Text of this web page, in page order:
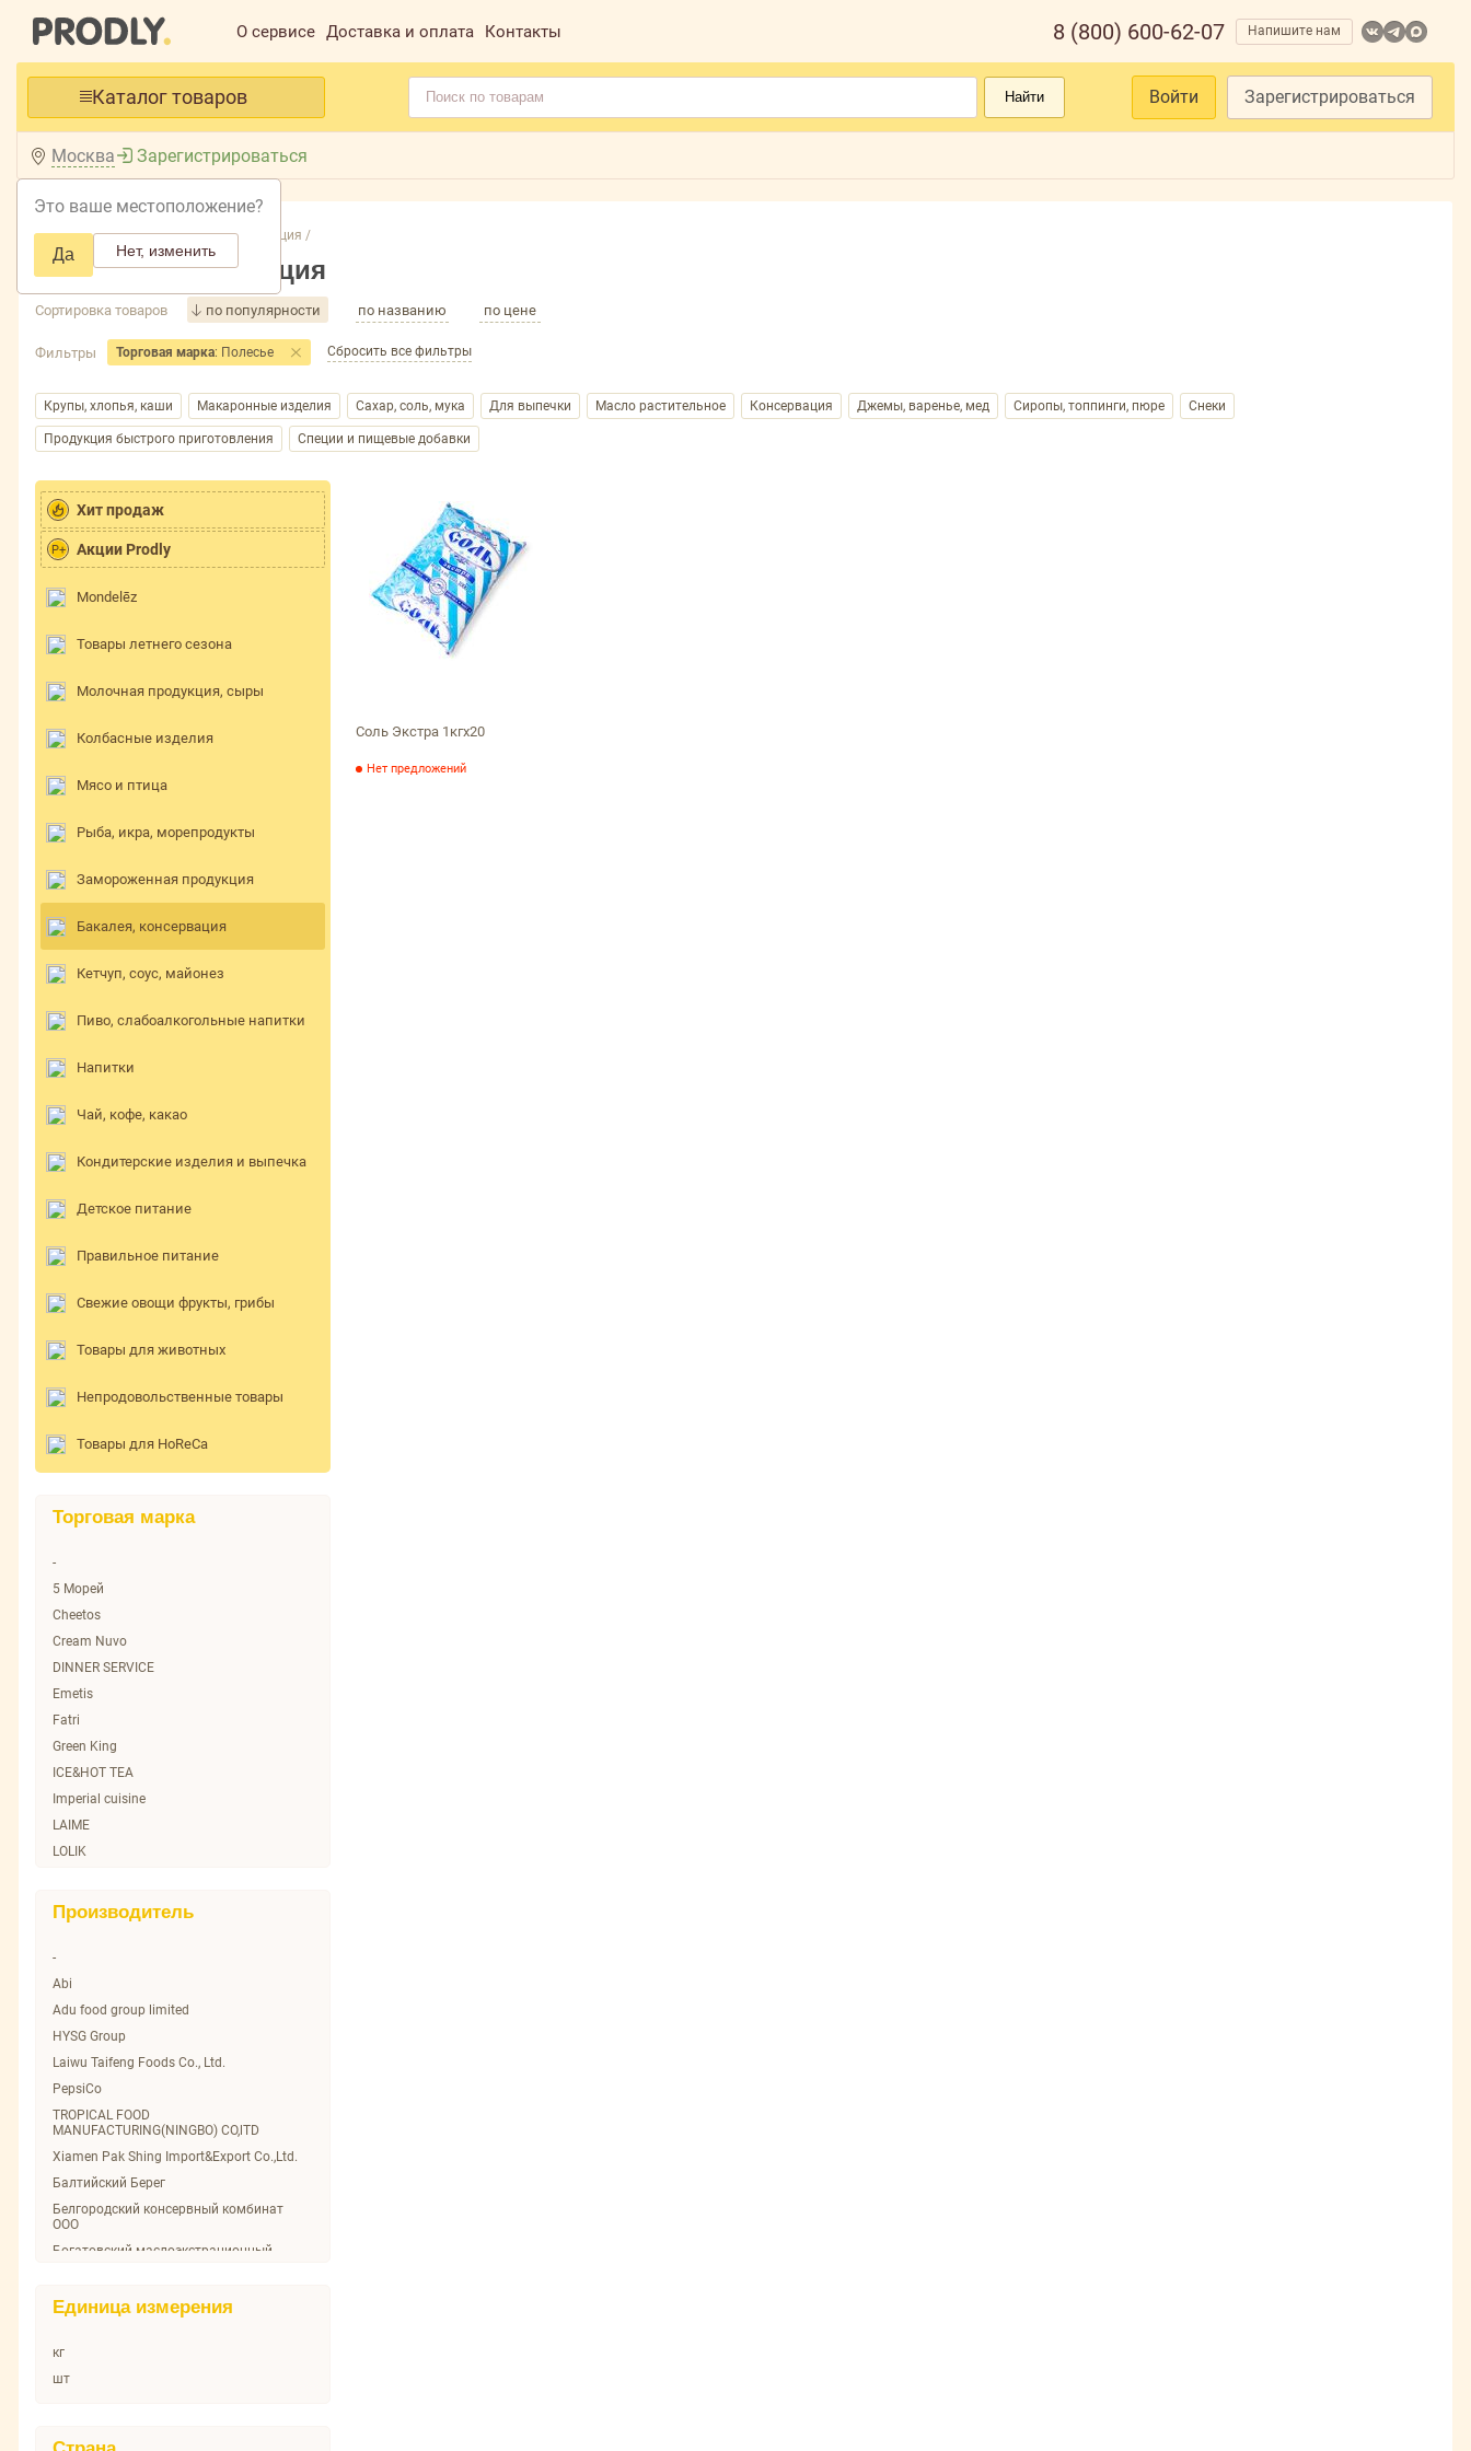
О сервисе Доставка и оплата Контакты 8 (800) 600-62-07 Напишите нам
Каталог товаров Найти Войти Зарегистрироваться
Москва
Это ваше местоположение?
Да Нет, изменить
Зарегистрироваться
Главная /Каталог /Бакалея, консервация /
Бакалея, консервация
Сортировка товаров по популярности по названию по цене
Фильтры Торговая марка: Полесье Сбросить все фильтры
Крупы, хлопья, каши Макаронные изделия Сахар, соль, мука Для выпечки Масло растительное Консервация Джемы, варенье, мед Сиропы, топпинги, пюре Снеки
Продукция быстрого приготовления Специи и пищевые добавки
Хит продаж
P+ Акции Prodly
Mondelēz
Товары летнего сезона
Молочная продукция, сыры
Колбасные изделия
Мясо и птица
Рыба, икра, морепродукты
Замороженная продукция
Бакалея, консервация
Кетчуп, соус, майонез
Пиво, слабоалкогольные напитки
Напитки
Чай, кофе, какао
Кондитерские изделия и выпечка
Детское питание
Правильное питание
Свежие овощи фрукты, грибы
Товары для животных
Непродовольственные товары
Товары для HoReCa
Торговая марка
-
5 Морей
Cheetos
Cream Nuvo
DINNER SERVICE
Emetis
Fatri
Green King
ICE&HOT TEA
Imperial cuisine
LAIME
LOLIK
MultiCook
O Sole mio
SUNFEEL
YAKIMAL
Арикон
Балтийский Берег
Бизнес Ланч
Богатовское золото
Вкусные Консервы
Горячая Штучка
ДЖАЗ
Дары Атлантиды
Домашкино
Еврофрут
Махеев
Производитель
-
Abi
Adu food group limited
HYSG Group
Laiwu Taifeng Foods Co., Ltd.
PepsiCo
TROPICAL FOOD
MANUFACTURING(NINGBO) CO,lTD
Xiamen Pak Shing Import&Export Co.,Ltd.
Балтийский Берег
Белгородский консервный комбинат
ООО
Богатовский маслоэкстрационный
Дамол
маслоэкстракционный завод"
Единица измерения
кг
шт
Соль Экстра 1кгх20
Нет предложений